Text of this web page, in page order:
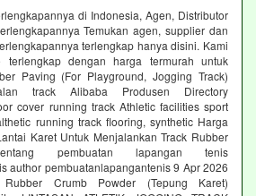
di Indonesia, Agen, Distributor
Temukan agen, supplier dan
terlengkap hanya disini. Kami
terlengkap dengan harga termurah untuk
Paving (For Playground, Jogging Track)
track Alibaba Produsen Directory
cover running track Athletic facilities sport
running track flooring, synthetic Harga
Karet Untuk Menjalankan Track Rubber
pembuatan lapangan tenis
author pembuatanlapangantenis 9 Apr 2026
Crumb Powder (Tepung Karet)